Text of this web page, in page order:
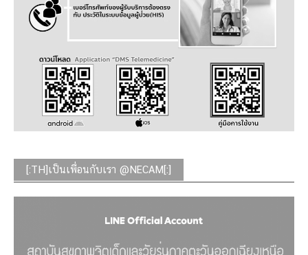
[:TH]เป็นเพื่อนกับเรา @NECAM[:]